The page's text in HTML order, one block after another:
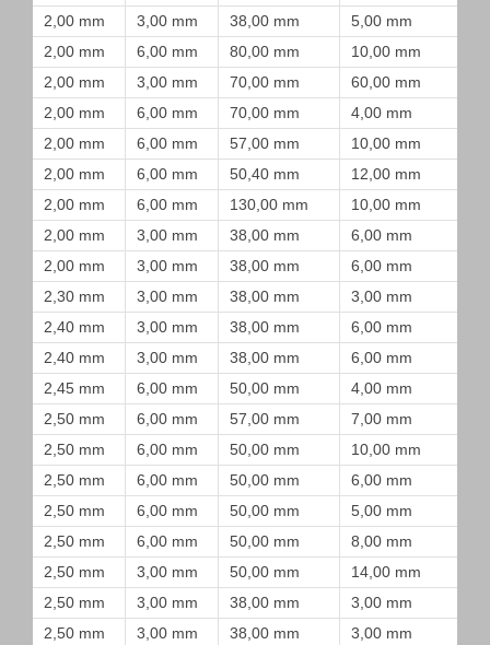
2,00 mm
3,00 mm 38,00 mm
5,00 mm
2,00 mm
6,00 mm 80,00 mm
10,00 mm
2,00 mm
3,00 mm 70,00 mm
60,00 mm
2,00 mm
6,00 mm 70,00 mm
4,00 mm
2,00 mm
6,00 mm 57,00 mm
10,00 mm
2,00 mm
6,00 mm 50,40 mm
12,00 mm
2,00 mm
6,00 mm 130,00 mm
10,00 mm
2,00 mm
3,00 mm 38,00 mm
6,00 mm
2,00 mm
3,00 mm 38,00 mm
6,00 mm
2,30 mm
3,00 mm 38,00 mm
3,00 mm
2,40 mm
3,00 mm 38,00 mm
6,00 mm
2,40 mm
3,00 mm 38,00 mm
6,00 mm
2,45 mm
6,00 mm 50,00 mm
4,00 mm
2,50 mm
6,00 mm 57,00 mm
7,00 mm
2,50 mm
6,00 mm 50,00 mm
10,00 mm
2,50 mm
6,00 mm 50,00 mm
6,00 mm
2,50 mm
6,00 mm 50,00 mm
5,00 mm
2,50 mm
6,00 mm 50,00 mm
8,00 mm
2,50 mm
3,00 mm 50,00 mm
14,00 mm
2,50 mm
3,00 mm 38,00 mm
3,00 mm
2,50 mm
3,00 mm 38,00 mm
3,00 mm